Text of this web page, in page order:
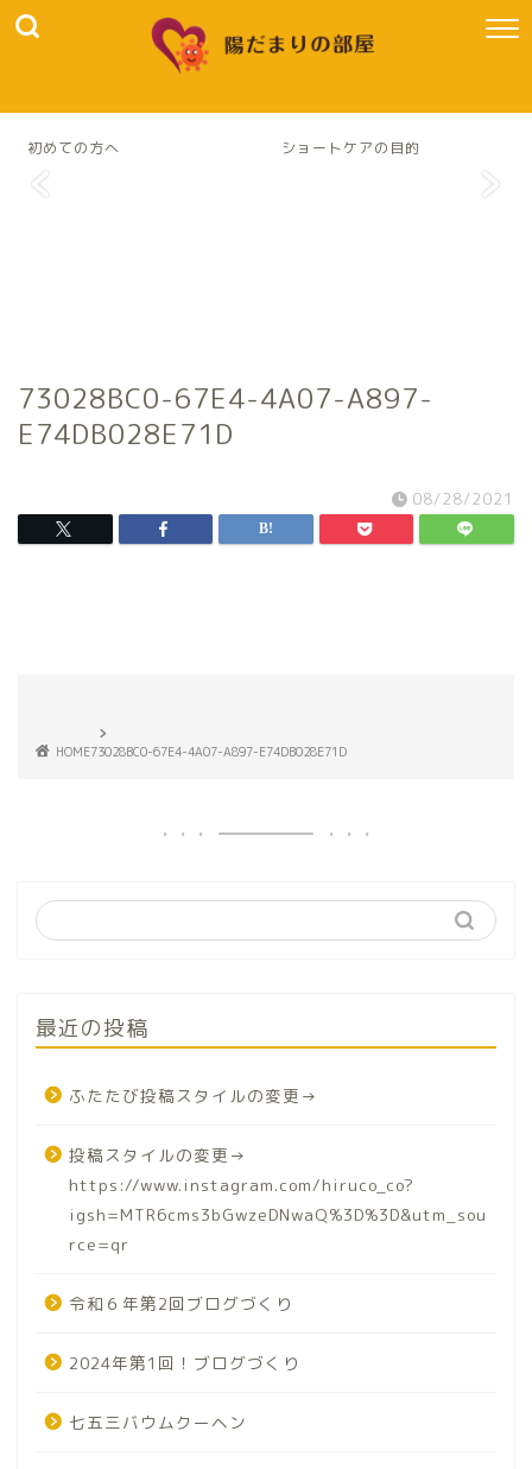
初めての方へ ショートケアの目的
73028BC0-67E4-4A07-A897-
E74DB028E71D
08/28/2021
HOME73028BC0-67E4-4A07-A897-E74DB028E71D
最近の投稿
ふたたび投稿スタイルの変更→
投稿スタイルの変更→
https://www.instagram.com/hiruco_co?
igsh=MTR6cms3bGwzeDNwaQ%3D%3D&utm_sou
rce=qr
令和６年第2回ブログづくり
2024年第1回！ブログづくり
七五三バウムクーヘン